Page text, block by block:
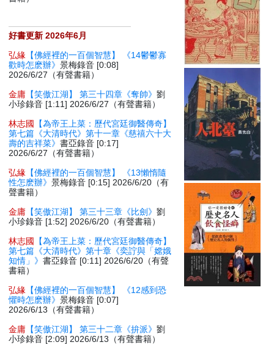
好書更新 2026年6月
弘緣 【佛經裡的一百個智慧】 《14鬱鬱寡
歡時怎麽辦》景梅錄音 [0:08]
2026/6/27（有聲書籍）
金庸 【笑傲江湖】 第三十四章《奪帥》劉
小珍錄音 [1:11] 2026/6/27（有聲書籍）
林志國
【為帝王上菜：歷代宮廷御醫傳奇】
第七篇《大清時代》第十一章《慈禧六十大
壽的吉祥菜》書亞錄音 [0:17]
2026/6/27（有聲書籍）
弘緣 【佛經裡的一百個智慧】 《13懶惰隨
性怎麽辦》景梅錄音 [0:15] 2026/6/20（有
聲書籍）
金庸 【笑傲江湖】 第三十三章《比劍》劉
小珍錄音 [1:52] 2026/6/20（有聲書籍）
林志國
【為帝王上菜：歷代宮廷御醫傳奇】
第七篇《大清時代》第十章《奕詝與「嫦娥
知情」》書亞錄音 [0:11] 2026/6/20（有聲
書籍）
弘緣 【佛經裡的一百個智慧】 《12感到恐
懼時怎麽辦》景梅錄音 [0:07]
2026/6/13（有聲書籍）
金庸 【笑傲江湖】 第三十二章《拚派》劉
小珍錄音 [2:09] 2026/6/13（有聲書籍）